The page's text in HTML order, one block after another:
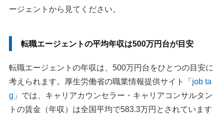
ージェントから見てください。
転職エージェントの平均年収は500万円台が目安
転職エージェントの年収は、500万円台をひとつの目安に
考えられます。厚生労働省の職業情報提供サイト「 job ta
g 」では、キャリアカウンセラー・キャリアコンサルタン
トの賃金（年収）は全国平均で583.3万円とされています